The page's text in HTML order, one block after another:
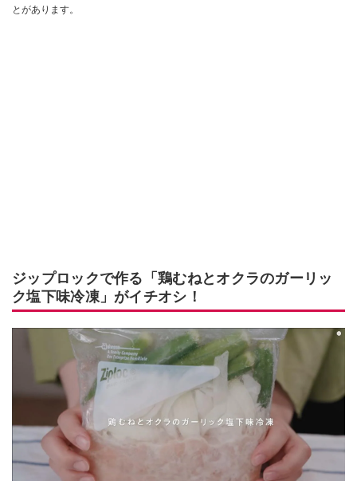
とがあります。
ジップロックで作る「鶏むねとオクラのガーリッ
ク塩下味冷凍」がイチオシ！